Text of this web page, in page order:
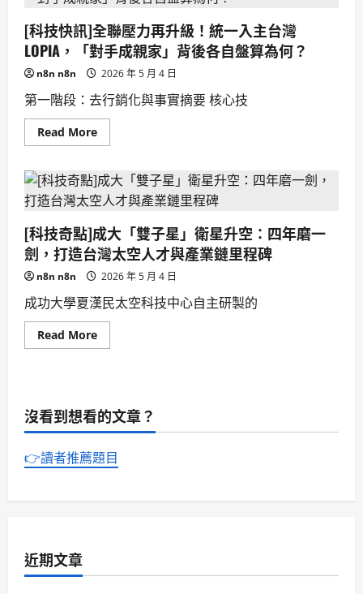
鴻
「珍
珠
號」
空：
灣
低
軌
衛
星
躍
進，
挑
與
商
機
並
存
的
空
業
轉
型
[科技快訊]全聯壓力再升級！統一入主台灣
LOPIA，「對手成親家」背後各自盤算為何？
n8n n8n 2026 年 5 月 4 日
第一階段：去行銷化與事實摘要 核心技
Read MoreRead
more
技
快
訊]
全
壓
力
再
級！
一
入
主
台
灣
家」
背
後
各
自
盤
[科技奇點]成大「雙子星」衛星升空：四年磨一
劍，打造台灣太空人才與產業鏈里程碑
n8n n8n 2026 年 5 月 4 日
成功大學夏漢民太空科技中心自主研製的
Read MoreRead
more
成
大
「雙
星」
衛
空：
打
沒看到想看的文章？
👉讀者推薦題目
近期文章